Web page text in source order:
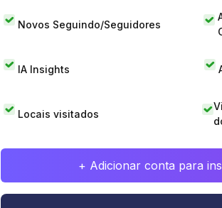
Novos Seguindo/Seguidores
IA Insights
Locais visitados
+ Adicionar conta para